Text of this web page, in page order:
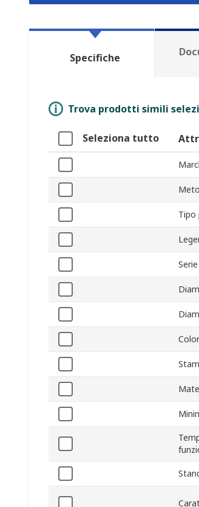
Specifiche
Trova prodotti simili
Seleziona tutto
Serie